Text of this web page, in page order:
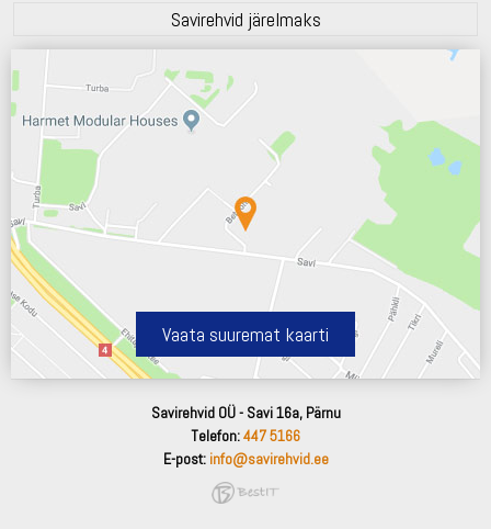
Savirehvid järelmaks
Vaata suuremat kaarti
Savirehvid OÜ - Savi 16a, Pärnu
Telefon:447 5166
E-post: info@savirehvid.ee